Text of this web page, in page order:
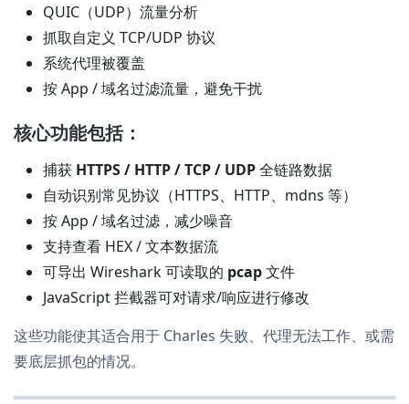
QUIC（UDP）流量分析
抓取自定义 TCP/UDP 协议
系统代理被覆盖
按 App / 域名过滤流量，避免干扰
核心功能包括：
捕获 HTTPS / HTTP / TCP / UDP全链路数据
自动识别常见协议（HTTPS、HTTP、mdns 等）
按 App / 域名过滤，减少噪音
支持查看 HEX / 文本数据流
可导出 Wireshark 可读取的 pcap文件
JavaScript 拦截器可对请求/响应进行修改
这些功能使其适合用于 Charles 失败、代理无法工作、或需
要底层抓包的情况。